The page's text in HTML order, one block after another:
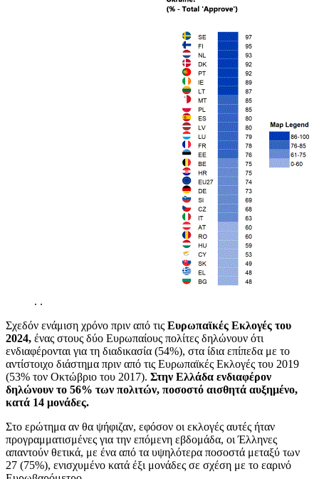
. .
Σχεδόν ενάμιση χρόνο πριν από τις Ευρωπαϊκές Εκλογές του
2024, ένας στους δύο Ευρωπαίους πολίτες δηλώνουν ότι
ενδιαφέρονται για τη διαδικασία (54%), στα ίδια επίπεδα με το
αντίστοιχο διάστημα πριν από τις Ευρωπαϊκές Εκλογές του 2019
(53% τον Οκτώβριο του 2017). Στην Ελλάδα ενδιαφέρον
δηλώνουν το 56% των πολιτών, ποσοστό αισθητά αυξημένο,
κατά 14 μονάδες.
Στο ερώτημα αν θα ψήφιζαν, εφόσον οι εκλογές αυτές ήταν
προγραμματισμένες για την επόμενη εβδομάδα, οι Έλληνες
απαντούν θετικά, με ένα από τα υψηλότερα ποσοστά μεταξύ των
27 (75%), ενισχυμένο κατά έξι μονάδες σε σχέση με το εαρινό